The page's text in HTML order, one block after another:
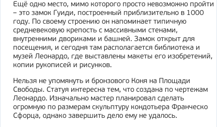
Ещё одно место, мимо которого просто невозможно пройти
– это замок Гуиди, построенный приблизительно в 1000
году. По своему строению он напоминает типичную
средневековую крепость с массивными стенами,
внутренними двориками и башней. Замок открыт для
посещения, и сегодня там располагается библиотека и
музей Леонардо, где выставлены макеты его изобретений,
копии рукописей и рисунков.
Нельзя не упомянуть и бронзового Коня на Площади
Свободы. Статуя интересна тем, что создана по чертежам
Леонардо. Изначально мастер планировал сделать
огромную по размерам скульптуру кондотьера Франческо
Сфорца, однако завершить дело ему не удалось.